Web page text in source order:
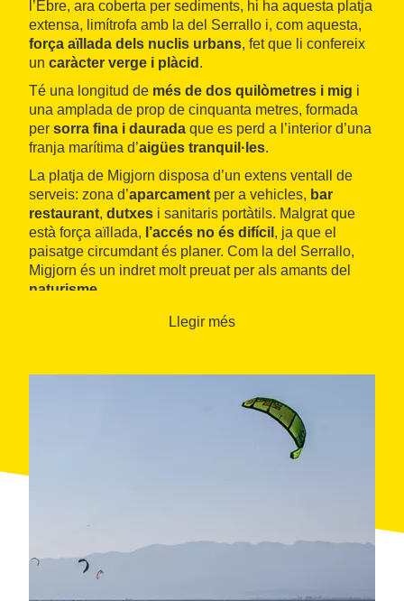
l’Ebre, ara coberta per sediments, hi ha aquesta platja
extensa, limítrofa amb la del Serrallo i, com aquesta,
força aïllada dels nuclis urbans, fet que li confereix
un caràcter verge i plàcid .
Té una longitud de més de dos quilòmetres i mig i
una amplada de prop de cinquanta metres, formada
per sorra fina i daurada que es perd a l’interior d’una
franja marítima d’aigües tranquil·les.
La platja de Migjorn disposa d’un extens ventall de
serveis: zona d’aparcament per a vehicles, bar
restaurant, dutxes i sanitaris portàtils. Malgrat que
està força aïllada, l’accés no és difícil , ja que el
paisatge circumdant és planer. Com la del Serrallo,
Migjorn és un indret molt preuat per als amants del
naturisme
A les espatlles s’obre la immensitat de conreus i
d’aquestes terres i reserva biològica de primer ordre,
En direcció al mar, la platja de Migjorn voreja un altre
dels elements naturals més preuats del Delta: l’
i la més gran de
visitable dos cops l’any, coincidint amb l’època de
sega dels arrossars.
Llegir més